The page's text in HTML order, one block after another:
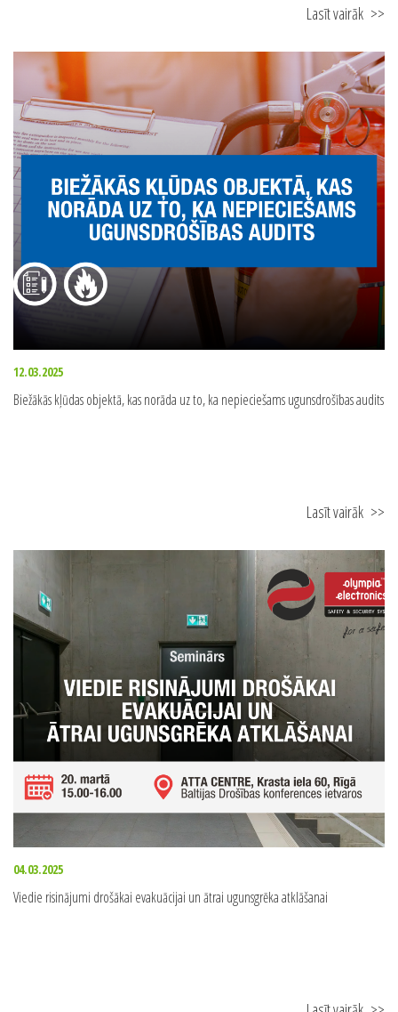
15.04.2025
Automātiskās ugunsaizsardzības sistēmas – kas par tām jāzina?
Lasīt vairāk
Biežākās kļūdas objektā, kas norāda uz to, ka nepieciešams ugunsdrošības audits
Lasīt vairāk